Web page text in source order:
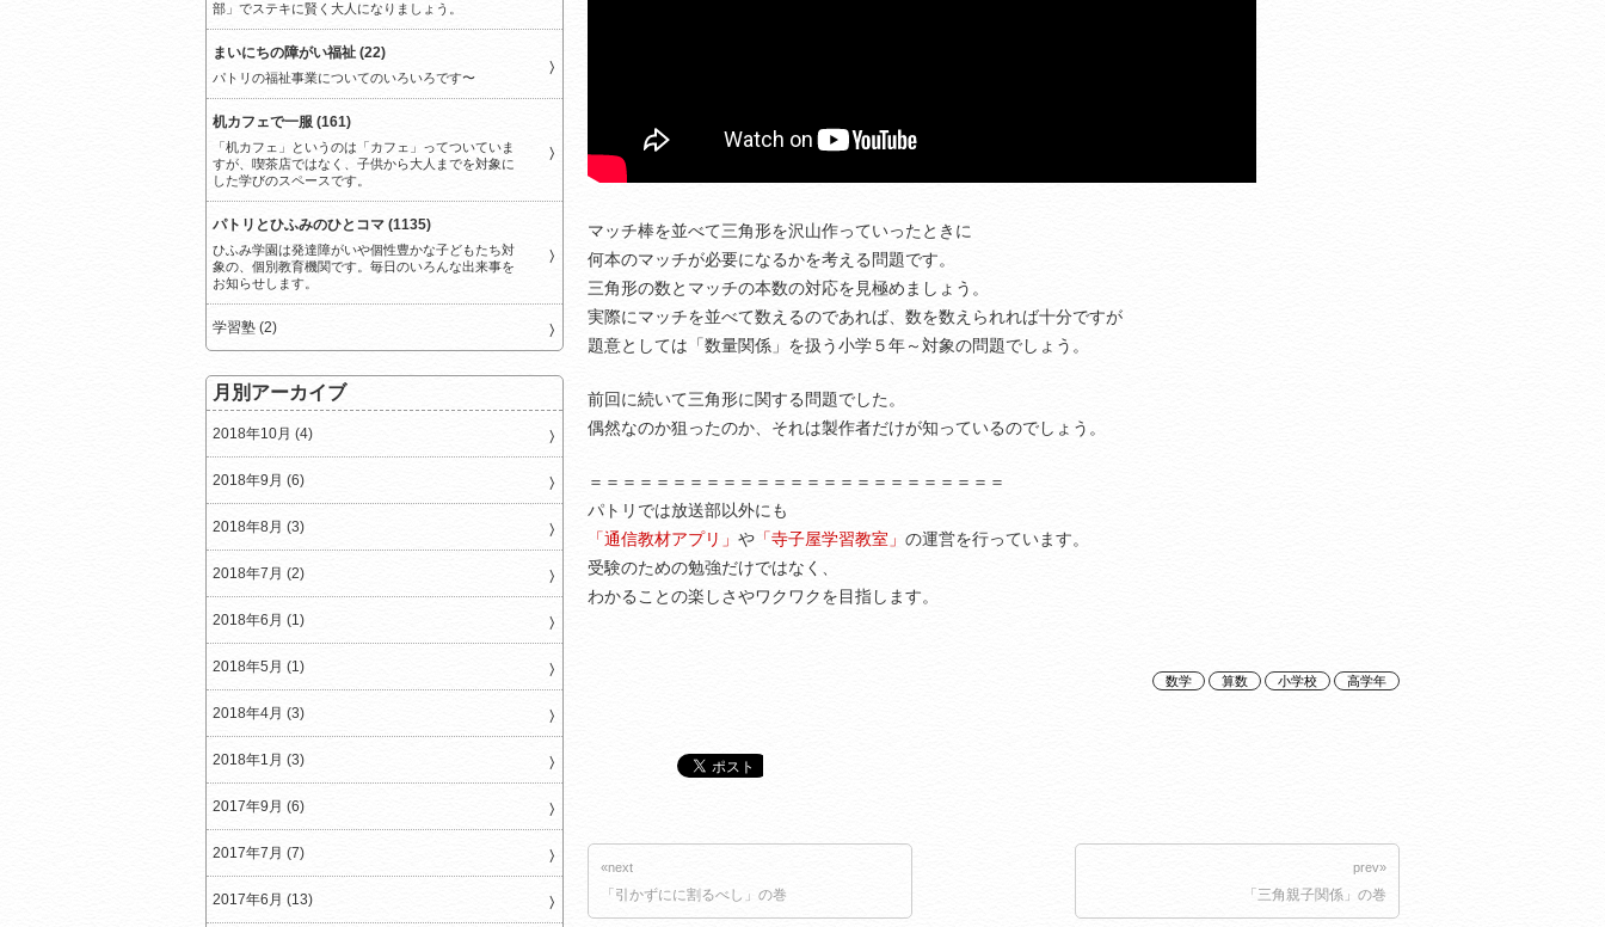
マッチ棒を並べて三角形を沢山作っていったときに
何本のマッチが必要になるかを考える問題です。
三角形の数とマッチの本数の対応を見極めましょう。
実際にマッチを並べて数えるのであれば、数を数えられれば十分ですが
題意としては「数量関係」を扱う小学５年～対象の問題でしょう。
前回に続いて三角形に関する問題でした。
偶然なのか狙ったのか、それは製作者だけが知っているのでしょう。
＝＝＝＝＝＝＝＝＝＝＝＝＝＝＝＝＝＝＝＝＝＝＝＝＝
パトリでは放送部以外にも
「通信教材アプリ」 や 「寺子屋学習教室」 の運営を行っています。
受験のための勉強だけではなく、
わかることの楽しさやワクワクを目指します。
数学 算数 小学校 高学年
«next
「引かずにに割るべし」の巻
prev»
「三角親子関係」の巻
部」でステキに賢く大人になりましょう。
まいにちの障がい福祉 (22)
パトリの福祉事業についてのいろいろです〜
机カフェで一服 (161)
「机カフェ」というのは「カフェ」ってついていま
すが、喫茶店ではなく、子供から大人までを対象に
した学びのスペースです。
パトリとひふみのひとコマ (1135)
ひふみ学園は発達障がいや個性豊かな子どもたち対
象の、個別教育機関です。毎日のいろんな出来事を
お知らせします。
学習塾 (2)
月別アーカイブ
2018年10月 (4)
2018年9月 (6)
2018年8月 (3)
2018年7月 (2)
2018年6月 (1)
2018年5月 (1)
2018年4月 (3)
2018年1月 (3)
2017年9月 (6)
2017年7月 (7)
2017年6月 (13)